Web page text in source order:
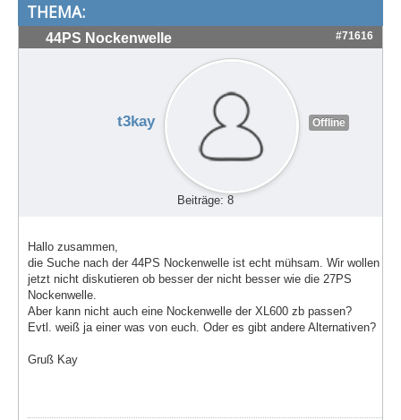
THEMA:
44PS Nockenwelle #71616
t3kay Offline
Beiträge: 8
Hallo zusammen,
die Suche nach der 44PS Nockenwelle ist echt mühsam. Wir wollen
jetzt nicht diskutieren ob besser der nicht besser wie die 27PS
Nockenwelle.
Aber kann nicht auch eine Nockenwelle der XL600 zb passen?
Evtl. weiß ja einer was von euch. Oder es gibt andere Alternativen?
Gruß Kay